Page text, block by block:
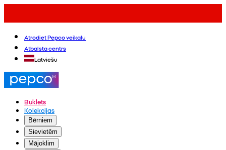
Atrodiet Pepco veikalu
Atbalsta centrs
Latviešu
Buklets
Kolekcijas
Bērniem
Sievietēm
Mājoklim